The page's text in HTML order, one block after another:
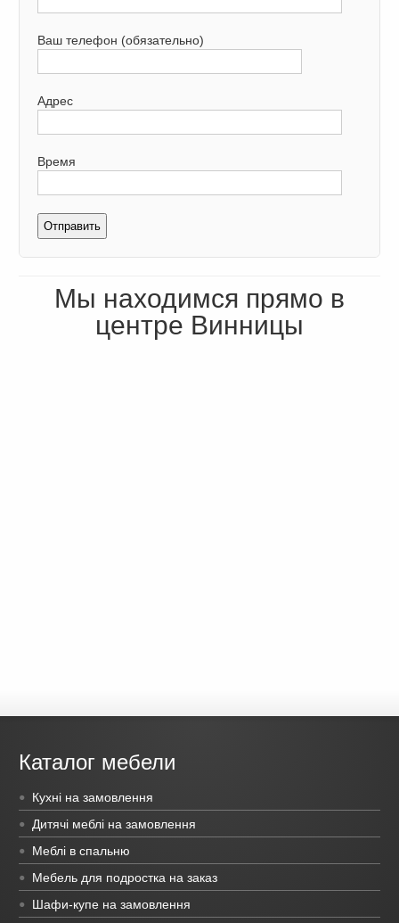
Ваш телефон (обязательно)
Адрес
Время
Мы находимся прямо в
центре Винницы
Каталог мебели
Кухні на замовлення
Дитячі меблі на замовлення
Меблі в спальню
Мебель для подростка на заказ
Шафи-купе на замовлення